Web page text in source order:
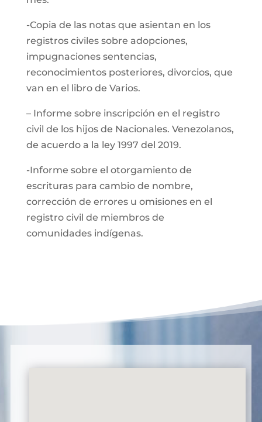
-Copia de las notas que asientan en los
registros civiles sobre adopciones,
impugnaciones sentencias,
reconocimientos posteriores, divorcios, que
van en el libro de Varios.
– Informe sobre inscripción en el registro
civil de los hijos de Nacionales. Venezolanos,
de acuerdo a la ley 1997 del 2019.
-Informe sobre el otorgamiento de
escrituras para cambio de nombre,
corrección de errores u omisiones en el
registro civil de miembros de
comunidades indígenas.